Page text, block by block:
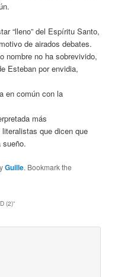
“lleno” del Espíritu Santo,
de airados debates.
nombre no ha sobrevivido,
Esteban por envidia,
en común con la
más
que dicen que
sueño.
Guille. Bookmark the
(2)”